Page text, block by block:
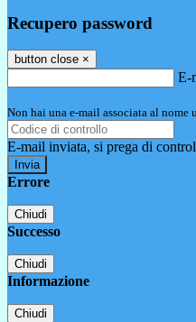
Recupero password
button close ×
E-
Non hai una e-mail associata al nome
E-mail inviata, si prega di
Errore
Chiudi
Successo
Chiudi
Informazione
Chiudi